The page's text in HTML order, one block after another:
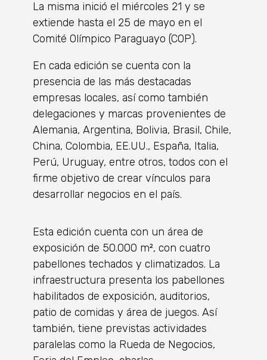
La misma inició el miércoles 21 y se
extiende hasta el 25 de mayo en el
Comité Olímpico Paraguayo (COP).
En cada edición se cuenta con la
presencia de las más destacadas
empresas locales, así como también
delegaciones y marcas provenientes de
Alemania, Argentina, Bolivia, Brasil, Chile,
China, Colombia, EE.UU., España, Italia,
Perú, Uruguay, entre otros, todos con el
firme objetivo de crear vínculos para
desarrollar negocios en el país.
Esta edición cuenta con un área de
exposición de 50.000 m², con cuatro
pabellones techados y climatizados. La
infraestructura presenta los pabellones
habilitados de exposición, auditorios,
patio de comidas y área de juegos. Así
también, tiene previstas actividades
paralelas como la Rueda de Negocios,